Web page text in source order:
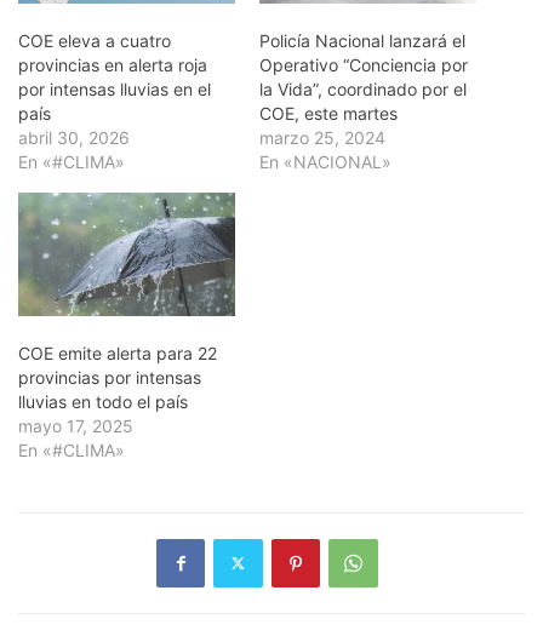
COE eleva a cuatro
provincias en alerta roja
por intensas lluvias en el
país
abril 30, 2026
En «#CLIMA»
Policía Nacional lanzará el
Operativo “Conciencia por
la Vida”, coordinado por el
COE, este martes
marzo 25, 2024
En «NACIONAL»
COE emite alerta para 22
provincias por intensas
lluvias en todo el país
mayo 17, 2025
En «#CLIMA»